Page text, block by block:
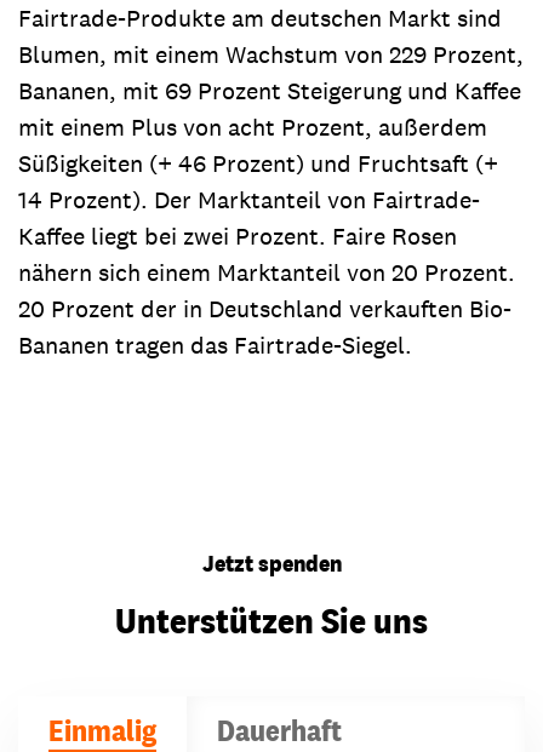
Fairtrade-Produkte am deutschen Markt sind
Blumen, mit einem Wachstum von 229 Prozent,
Bananen, mit 69 Prozent Steigerung und Kaffee
mit einem Plus von acht Prozent, außerdem
Süßigkeiten (+ 46 Prozent) und Fruchtsaft (+
14 Prozent). Der Marktanteil von Fairtrade-
Kaffee liegt bei zwei Prozent. Faire Rosen
nähern sich einem Marktanteil von 20 Prozent.
20 Prozent der in Deutschland verkauften Bio-
Bananen tragen das Fairtrade-Siegel.
Jetzt spenden
Unterstützen Sie uns
Einmalig Dauerhaft